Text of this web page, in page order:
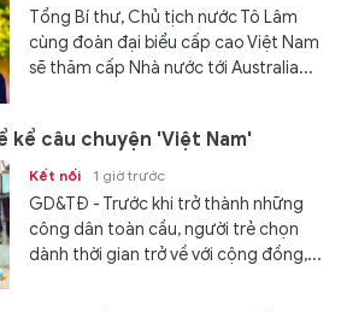
Tổng Bí thư, Chủ tịch nước Tô Lâm
cùng đoàn đại biểu cấp cao Việt Nam
sẽ thăm cấp Nhà nước tới Australia...
kể câu chuyện 'Việt Nam'
Kết nối 1 giờ trước
GD&TĐ - Trước khi trở thành những
công dân toàn cầu, người trẻ chọn
dành thời gian trở về với cộng đồng,...